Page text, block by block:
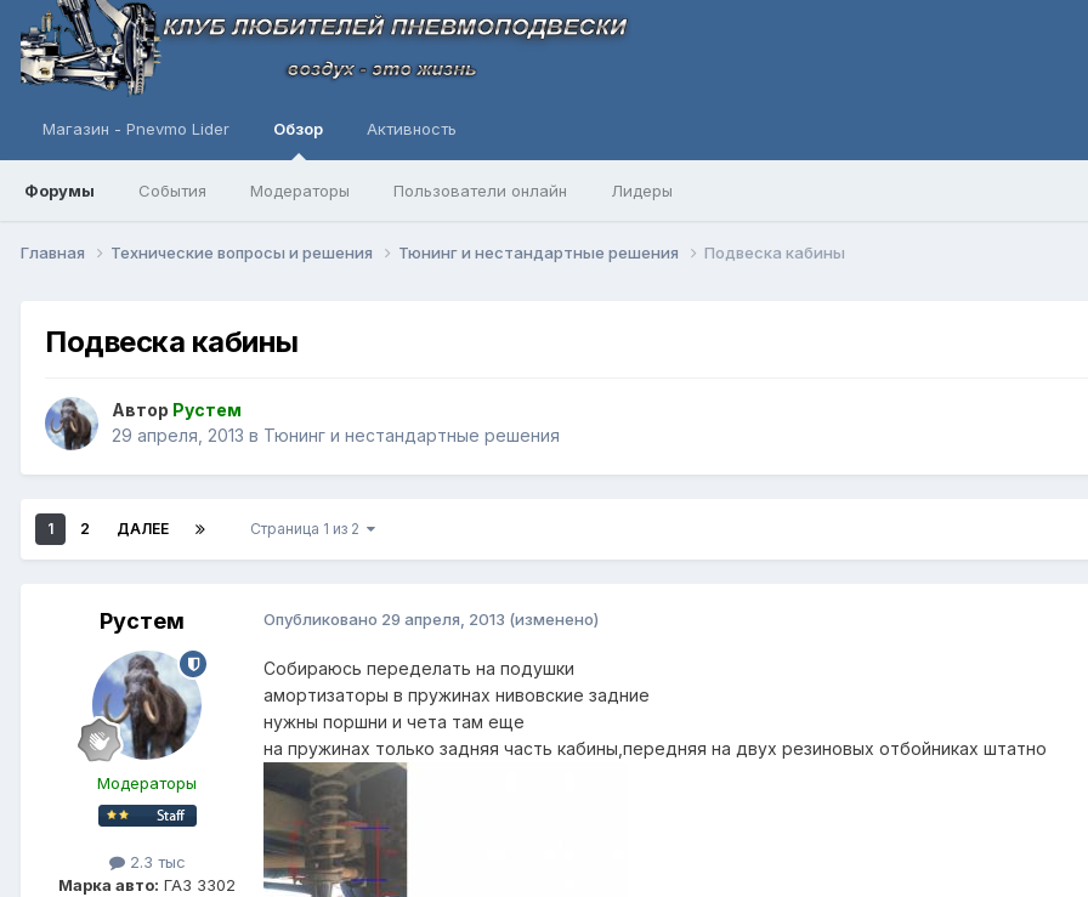
Магазин - Pnevmo Lider Обзор
Форумы События Модераторы Пользователи онлайн Лидеры
Активность
Главная Технические вопросы и решения Тюнинг и нестандартные решения Подвеска кабины
Подвеска кабины
Автор Рустем
29 апреля, 2013 в Тюнинг и нестандартные решения
1 2 ДАЛЕЕ Страница 1 из 2
Рустем
Модераторы
2.3 тыс
Марка авто: ГАЗ 3302
Опубликовано 29 апреля, 2013 (изменено)
Собираюсь переделать на подушки
амортизаторы в пружинах нивовские задние
нужны поршни и чета там еще
на пружинах только задняя часть кабины,передняя на двух резиновых отбойниках штатно